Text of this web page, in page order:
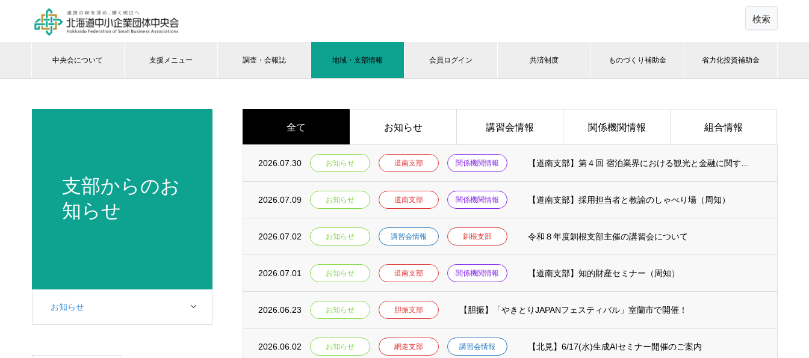
検索
中央会について 支援メニュー 調査・会報誌 地域・支部情報 会員ログイン 共済制度 ものづくり補助金 省力化投資補助金
支部からのお
知らせ
お知らせ
全て お知らせ 講習会情報 関係機関情報 組合情報
2026.07.30 お知らせ 道南支部 関係機関情報
2026.07.09 お知らせ 道南支部 関係機関情報 【道南支部】採用担当者と教諭のしゃべり場（周知）
2026.07.02 お知らせ 講習会情報 釧根支部 令和８年度釧根支部主催の講習会について
2026.07.01 お知らせ 道南支部 関係機関情報 【道南支部】知的財産セミナー（周知）
2026.06.23 お知らせ 胆振支部 【胆振】「やきとりJAPANフェスティバル」室蘭市で開催！
2026.06.02 お知らせ 網走支部 講習会情報 【北見】6/17(水)生成AIセミナー開催のご案内